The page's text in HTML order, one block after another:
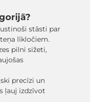
stāsti par
līkločiem.
pilni sižeti,
precīzi un
ļauj izdzīvot